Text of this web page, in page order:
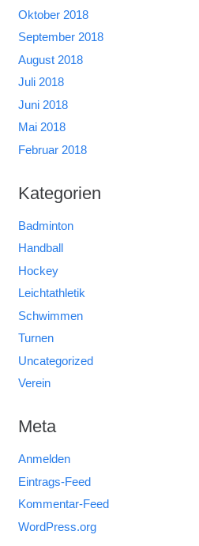
Oktober 2018
September 2018
August 2018
Juli 2018
Juni 2018
Mai 2018
Februar 2018
Kategorien
Badminton
Handball
Hockey
Leichtathletik
Schwimmen
Turnen
Uncategorized
Verein
Meta
Anmelden
Eintrags-Feed
Kommentar-Feed
WordPress.org